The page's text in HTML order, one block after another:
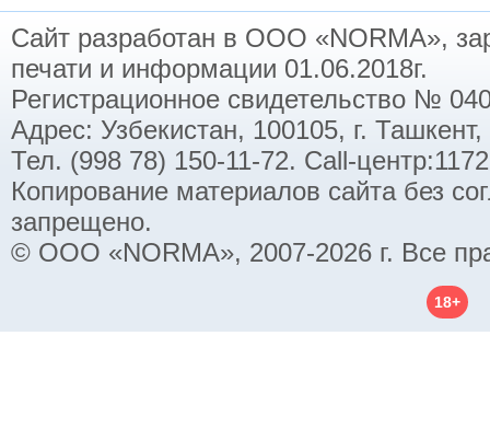
Сайт разработан в ООО «NORMA»,
печати и информации 01.06.2018г.
Регистрационное свидетельство №
Адрес: Узбекистан, 100105, г.
Тел. (998 78) 150-11-72. Call-
Копирование материалов сайта без
запрещено.
© ООО «NORMA», 2007-2026 г. Все
18+